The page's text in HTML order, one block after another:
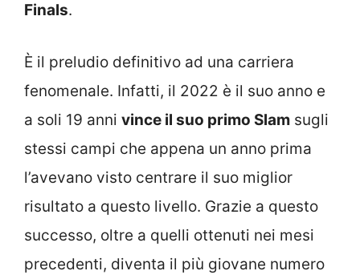
Finals.
È il preludio definitivo ad una carriera
fenomenale. Infatti, il 2022 è il suo anno e
a soli 19 anni vince il suo primo Slam sugli
stessi campi che appena un anno prima
l’avevano visto centrare il suo miglior
risultato a questo livello. Grazie a questo
successo, oltre a quelli ottenuti nei mesi
precedenti, diventa il più giovane numero